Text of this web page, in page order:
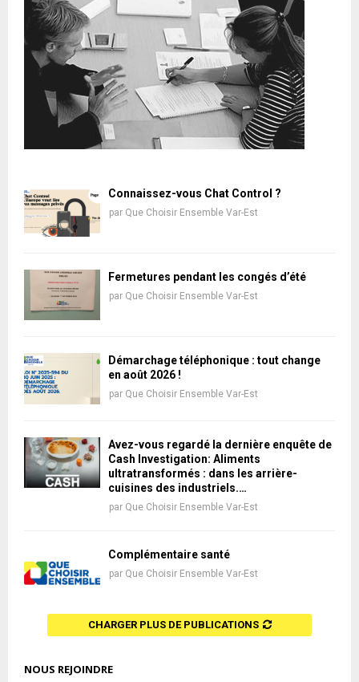
Connaissez-vous Chat Control ?
par Que Choisir Ensemble Var-Est
Fermetures pendant les congés d’été
par Que Choisir Ensemble Var-Est
Démarchage téléphonique : tout change
en août 2026 !
par Que Choisir Ensemble Var-Est
Avez-vous regardé la dernière enquête de
Cash Investigation: Aliments
ultratransformés : dans les arrière-
cuisines des industriels.…
par Que Choisir Ensemble Var-Est
Complémentaire santé
par Que Choisir Ensemble Var-Est
CHARGER PLUS DE PUBLICATIONS
NOUS REJOINDRE